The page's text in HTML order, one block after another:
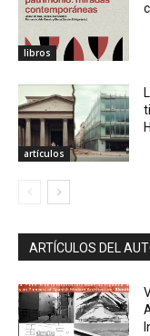
libros
artículos
ARTÍCULOS DEL